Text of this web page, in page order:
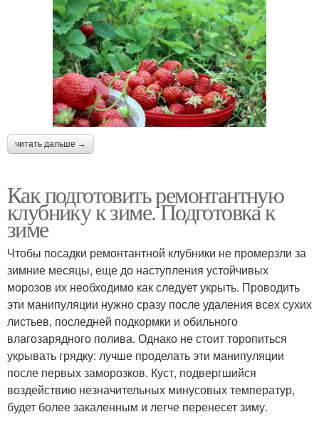
читать дальше →
Как подготовить ремонтантную
клубнику к зиме. Подготовка к
зиме
Чтобы посадки ремонтантной клубники не промерзли за
зимние месяцы, еще до наступления устойчивых
морозов их необходимо как следует укрыть. Проводить
эти манипуляции нужно сразу после удаления всех сухих
листьев, последней подкормки и обильного
влагозарядного полива. Однако не стоит торопиться
укрывать грядку: лучше проделать эти манипуляции
после первых заморозков. Куст, подвергшийся
воздействию незначительных минусовых температур,
будет более закаленным и легче перенесет зиму.